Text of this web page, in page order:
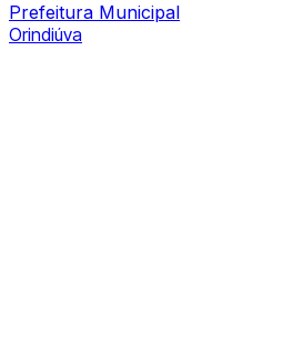
Prefeitura Municipal
Orindiúva